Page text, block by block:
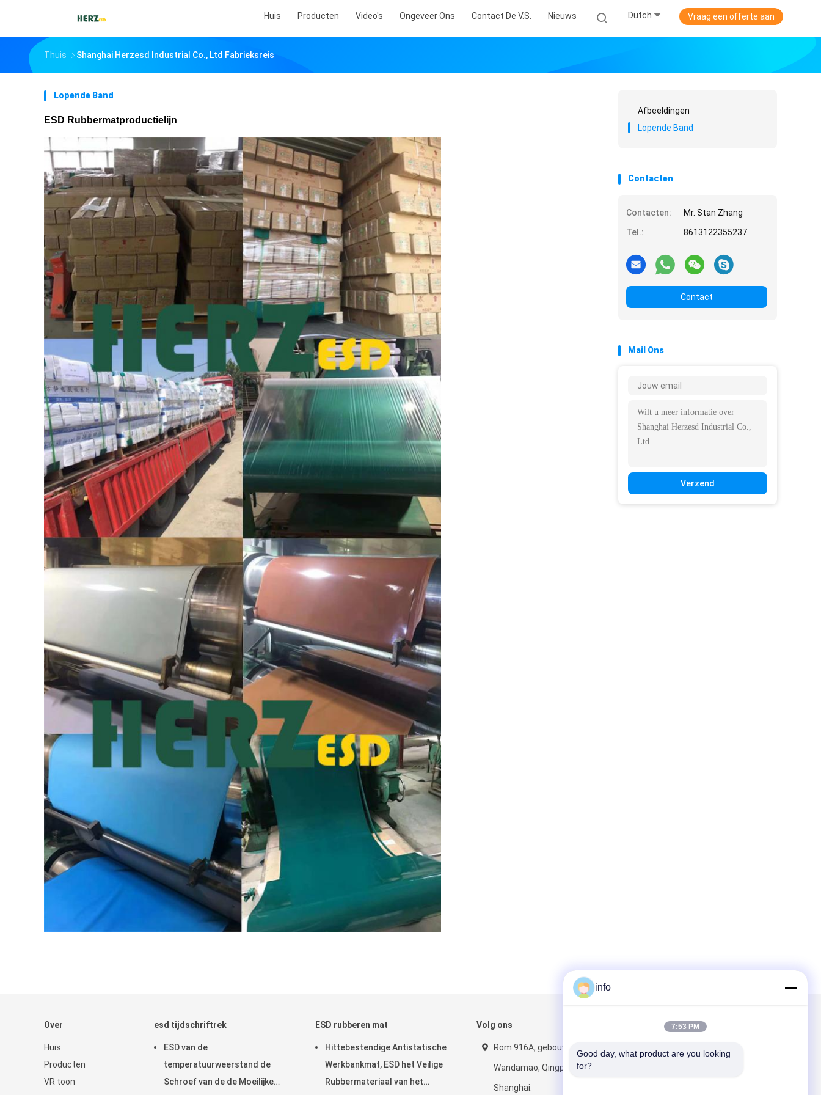
Huis Producten Video's Ongeveer Ons Contact De V.S. Nieuws Dutch Vraag een offerte aan
Thuis Shanghai Herzesd Industrial Co., Ltd Fabrieksreis
Lopende Band
ESD Rubbermatproductielijn
Afbeeldingen
Lopende Band
Contacten
Contacten:
Mr. Stan Zhang
Tel.:
8613122355237
Contact
Mail Ons
Verzend
Over
Huis
Producten
VR toon
esd tijdschriftrek
ESD van de
temperatuurweerstand de
Schroef van de de Moeilijke
ESD rubberen mat
Hittebestendige Antistatische
Werkbankmat, ESD het Veilige
Rubbermateriaal van het
Volg ons
Rom 916A, gebouw 5,
Wandamao, Qingpu District,
Shanghai.
Mail ons
info
7:53 PM
Good day, what product are you looking
for?